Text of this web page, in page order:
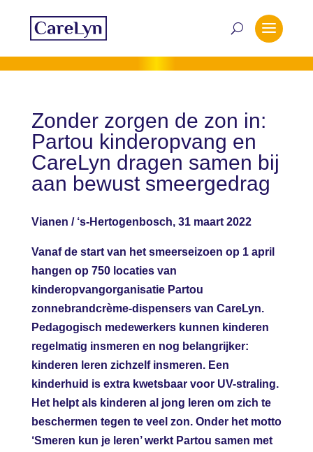
Zonder zorgen de zon in:
Partou kinderopvang en
CareLyn dragen samen bij
aan bewust smeergedrag
Vianen / ‘s-Hertogenbosch, 31 maart 2022
Vanaf de start van het smeerseizoen op 1 april
hangen op 750 locaties van
kinderopvangorganisatie Partou
zonnebrandcrème-dispensers van CareLyn.
Pedagogisch medewerkers kunnen kinderen
regelmatig insmeren en nog belangrijker:
kinderen leren zichzelf insmeren. Een
kinderhuid is extra kwetsbaar voor UV-straling.
Het helpt als kinderen al jong leren om zich te
beschermen tegen te veel zon. Onder het motto
‘Smeren kun je leren’ werkt Partou samen met